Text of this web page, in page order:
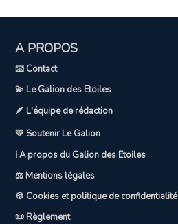
A PROPOS
📧 Contact
💫 Le Galion des Etoiles
🪶 L'équipe de rédaction
💛 Soutenir Le Galion
ℹ️ A propos du Galion des Etoiles
⚖️ Mentions légales
🍪 Cookies et politique de confidentialité
📜 Règlement